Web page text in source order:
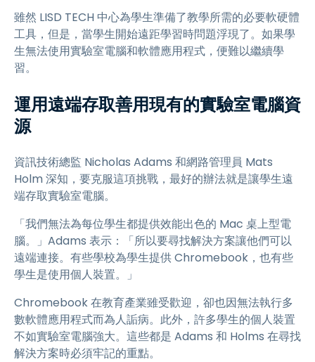
雖然 LISD TECH 中心為學生準備了教學所需的必要軟硬體
工具，但是，當學生開始遠距學習時問題浮現了。如果學
生無法使用實驗室電腦和軟體應用程式，便難以繼續學
習。
運用遠端存取善用現有的實驗室電腦資
源
資訊技術總監 Nicholas Adams 和網路管理員 Mats
Holm 深知，要克服這項挑戰，最好的辦法就是讓學生遠
端存取實驗室電腦。
「我們無法為每位學生都提供效能出色的 Mac 桌上型電
腦。」Adams 表示：「所以要尋找解決方案讓他們可以
遠端連接。有些學校為學生提供 Chromebook，也有些
學生是使用個人裝置。」
Chromebook 在教育產業雖受歡迎，卻也因無法執行多
數軟體應用程式而為人詬病。此外，許多學生的個人裝置
不如實驗室電腦強大。這些都是 Adams 和 Holms 在尋找
解決方案時必須牢記的重點。